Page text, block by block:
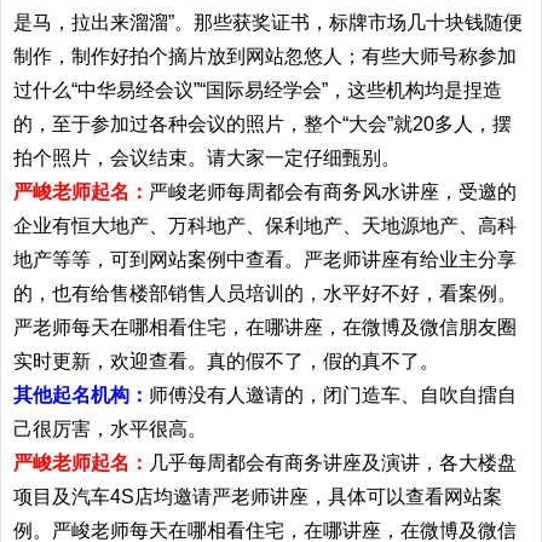
是马，拉出来溜溜”。那些获奖证书，标牌市场几十块钱随便
制作，制作好拍个摘片放到网站忽悠人；有些大师号称参加
过什么“中华易经会议”“国际易经学会”，这些机构均是捏造
的，至于参加过各种会议的照片，整个“大会”就20多人，摆
拍个照片，会议结束。请大家一定仔细甄别。
严峻老师起名： 严峻老师每周都会有商务风水讲座，受邀的
企业有恒大地产、万科地产、保利地产、天地源地产、高科
地产等等，可到网站案例中查看。严老师讲座有给业主分享
的，也有给售楼部销售人员培训的，水平好不好，看案例。
严老师每天在哪相看住宅，在哪讲座，在微博及微信朋友圈
实时更新，欢迎查看。真的假不了，假的真不了。
其他起名机构： 师傅没有人邀请的，闭门造车、自吹自擂自
己很厉害，水平很高。
严峻老师起名： 几乎每周都会有商务讲座及演讲，各大楼盘
项目及汽车4S店均邀请严老师讲座，具体可以查看网站案
例。严峻老师每天在哪相看住宅，在哪讲座，在微博及微信